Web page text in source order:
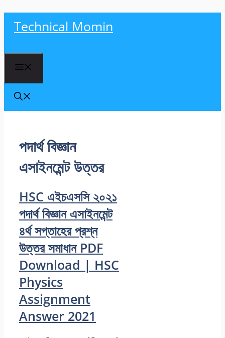
Technical Momin
পদার্থ বিজ্ঞান
এসাইনমেন্ট উত্তর
HSC এইচএসসি ২০২১
পদার্থ বিজ্ঞান এসাইনমেন্ট
৪র্থ সপ্তাহের প্রশ্ন
উত্তর সমাধান PDF
Download | HSC
Physics
Assignment
Answer 2021